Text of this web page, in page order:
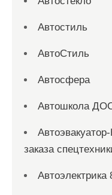
Автостиль
АвтоСтиль
Автосфера
Автошкола
заказа
Автоэлектрика